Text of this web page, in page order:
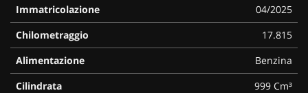
Immatricolazione
04/2025
Chilometraggio
17.815
Alimentazione
Benzina
Cilindrata
999 Cm³